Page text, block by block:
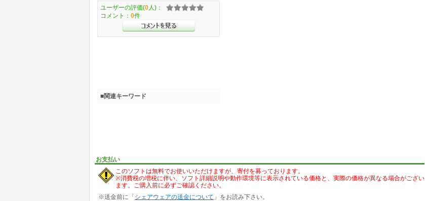
お支払い
このソフトは無料でお使いいただけますが、寄付を募っております。
※消費税の増税に伴い、ソフト詳細説明や動作環境等に表示されている価格と、実際の価格が異なる場合がござい
ます。ご購入前に必ずご確認ください。
※送金前に「シェアウェアの送金について 」をお読み下さい。
ユーザーの評価(0 人)：
コメント： 0件
■関連キーワード